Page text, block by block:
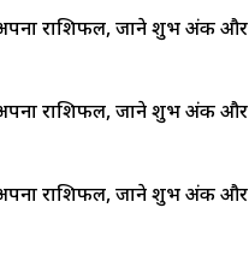
राशिफल, जाने शुभ अंक और
राशिफल, जाने शुभ अंक और
राशिफल, जाने शुभ अंक और